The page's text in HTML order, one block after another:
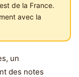
de la France.
avec la
un
des notes